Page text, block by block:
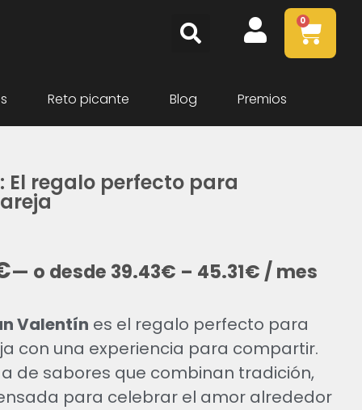
0
Reto picante Blog Premios
El regalo perfecto para
— o desde 39.43€ – 45.31€ / mes
Valentín es el regalo perfecto para
con una experiencia para compartir.
de sabores que combinan tradición,
para celebrar el amor alrededor